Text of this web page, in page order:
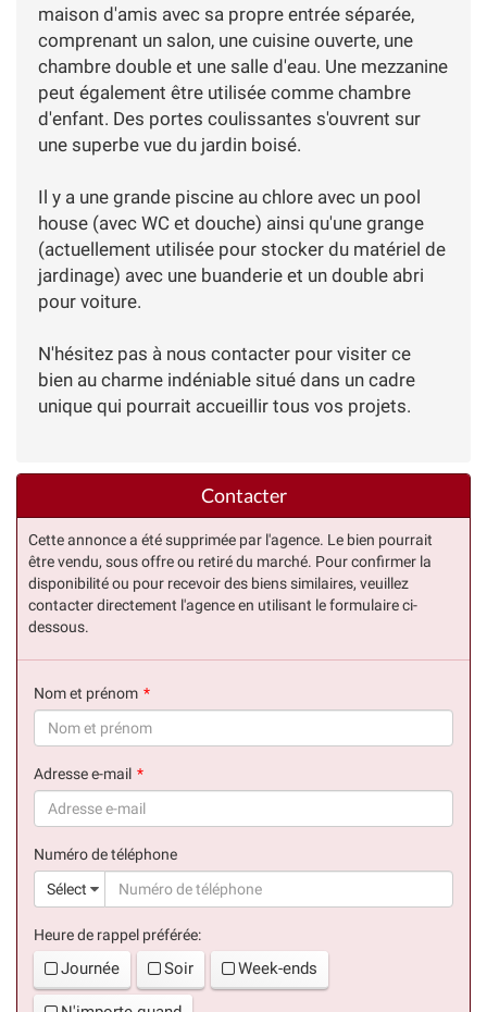
maison d'amis avec sa propre entrée séparée,
comprenant un salon, une cuisine ouverte, une
chambre double et une salle d'eau. Une mezzanine
peut également être utilisée comme chambre
d'enfant. Des portes coulissantes s'ouvrent sur
une superbe vue du jardin boisé.
Il y a une grande piscine au chlore avec un pool
house (avec WC et douche) ainsi qu'une grange
(actuellement utilisée pour stocker du matériel de
jardinage) avec une buanderie et un double abri
pour voiture.
N'hésitez pas à nous contacter pour visiter ce
bien au charme indéniable situé dans un cadre
unique qui pourrait accueillir tous vos projets.
Contacter
Cette annonce a été supprimée par l'agence. Le bien pourrait
être vendu, sous offre ou retiré du marché. Pour confirmer la
disponibilité ou pour recevoir des biens similaires, veuillez
contacter directement l'agence en utilisant le formulaire ci-
dessous.
Nom et prénom
Adresse e-mail
Numéro de téléphone
Sélect
Heure de rappel préférée:
Journée Soir Week-ends